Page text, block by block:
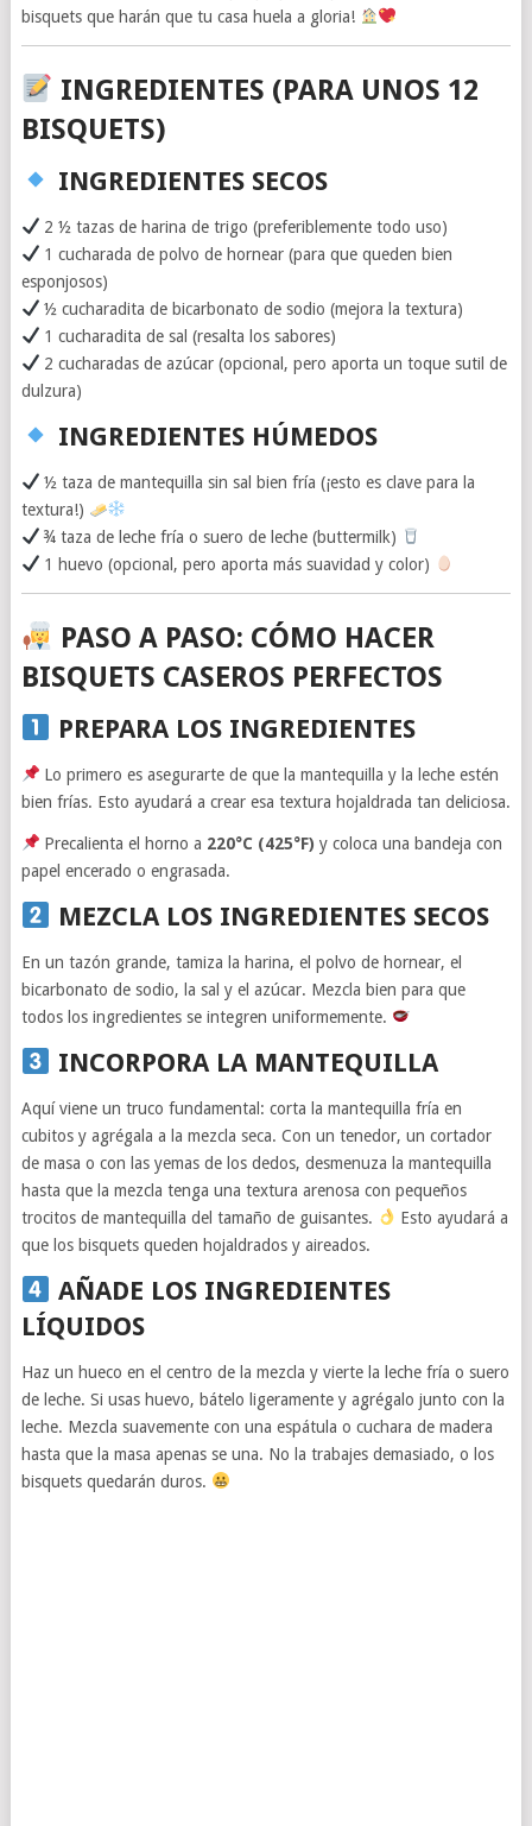
bisquets que harán que tu casa huela a gloria!
INGREDIENTES (PARA UNOS 12
BISQUETS)
INGREDIENTES SECOS
2 ½ tazas de harina de trigo (preferiblemente todo uso)
1 cucharada de polvo de hornear (para que queden bien
esponjosos)
½ cucharadita de bicarbonato de sodio (mejora la textura)
1 cucharadita de sal (resalta los sabores)
2 cucharadas de azúcar (opcional, pero aporta un toque sutil de
dulzura)
INGREDIENTES HÚMEDOS
½ taza de mantequilla sin sal bien fría (¡esto es clave para la
textura!)
¾ taza de leche fría o suero de leche (buttermilk)
1 huevo (opcional, pero aporta más suavidad y color)
PASO A PASO: CÓMO HACER
BISQUETS CASEROS PERFECTOS
PREPARA LOS INGREDIENTES
Lo primero es asegurarte de que la mantequilla y la leche estén
bien frías. Esto ayudará a crear esa textura hojaldrada tan deliciosa.
Precalienta el horno a 220°C (425°F) y coloca una bandeja con
papel encerado o engrasada.
MEZCLA LOS INGREDIENTES SECOS
En un tazón grande, tamiza la harina, el polvo de hornear, el
bicarbonato de sodio, la sal y el azúcar. Mezcla bien para que
todos los ingredientes se integren uniformemente.
INCORPORA LA MANTEQUILLA
Aquí viene un truco fundamental: corta la mantequilla fría en
cubitos y agrégala a la mezcla seca. Con un tenedor, un cortador
de masa o con las yemas de los dedos, desmenuza la mantequilla
hasta que la mezcla tenga una textura arenosa con pequeños
trocitos de mantequilla del tamaño de guisantes.
Esto ayudará a
que los bisquets queden hojaldrados y aireados.
AÑADE LOS INGREDIENTES
LÍQUIDOS
Haz un hueco en el centro de la mezcla y vierte la leche fría o suero
de leche. Si usas huevo, bátelo ligeramente y agrégalo junto con la
leche. Mezcla suavemente con una espátula o cuchara de madera
hasta que la masa apenas se una. No la trabajes demasiado, o los
bisquets quedarán duros.